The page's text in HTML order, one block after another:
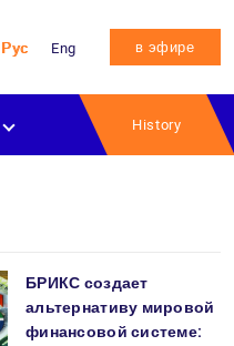
Рус Eng в эфире
History
БРИКС создает
альтернативу мировой
финансовой системе: